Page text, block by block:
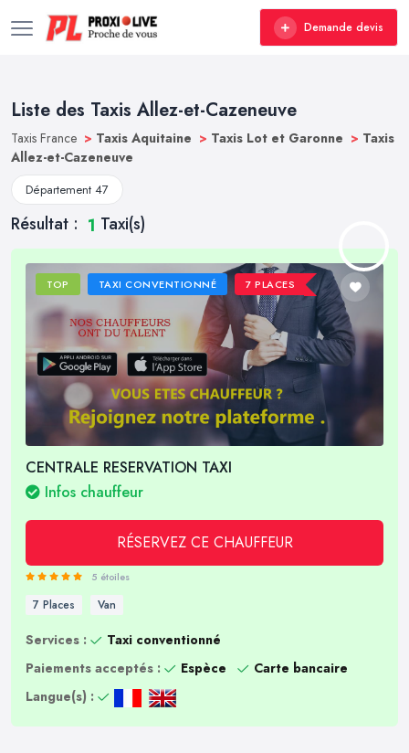
Demande devis
Liste des Taxis Allez-et-Cazeneuve
Taxis France > Taxis Aquitaine > Taxis Lot et Garonne > Taxis
Allez-et-Cazeneuve
Département 47
Résultat : 1 Taxi(s)
TOP TAXI CONVENTIONNÉ 7 PLACES
CENTRALE RESERVATION TAXI
Infos chauffeur
RÉSERVEZ CE CHAUFFEUR
5 étoiles
7 Places Van
Services :
Taxi conventionné
Paiements acceptés :
Espèce
Carte bancaire
Langue(s) :